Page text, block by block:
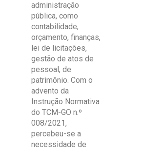
administração
pública, como
contabilidade,
orçamento, finanças,
lei de licitações,
gestão de atos de
pessoal, de
patrimônio. Com o
advento da
Instrução Normativa
do TCM-GO n.º
008/2021,
percebeu-se a
necessidade de